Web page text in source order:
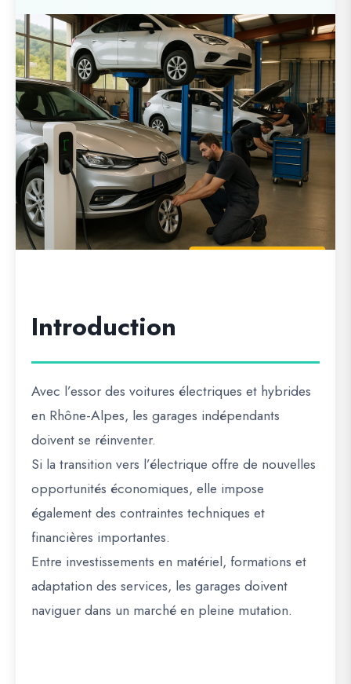
Introduction
Avec l’essor des voitures électriques et hybrides
en Rhône-Alpes, les garages indépendants
doivent se réinventer.
Si la transition vers l’électrique offre de nouvelles
opportunités économiques, elle impose
égalementdes contraintes techniques et
financières importantes.
Entre investissements en matériel, formations et
adaptation des services, les garages doivent
naviguer dans un marché en pleine mutation.